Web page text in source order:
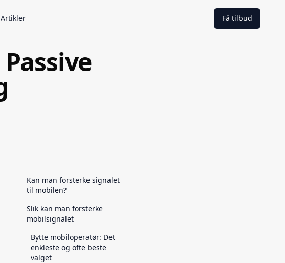
Artikler Få tilbud
Kan man forsterke signalet
til mobilen?
Slik kan man forsterke
mobilsignalet
Bytte mobiloperatør: Det
enkleste og ofte beste
valget